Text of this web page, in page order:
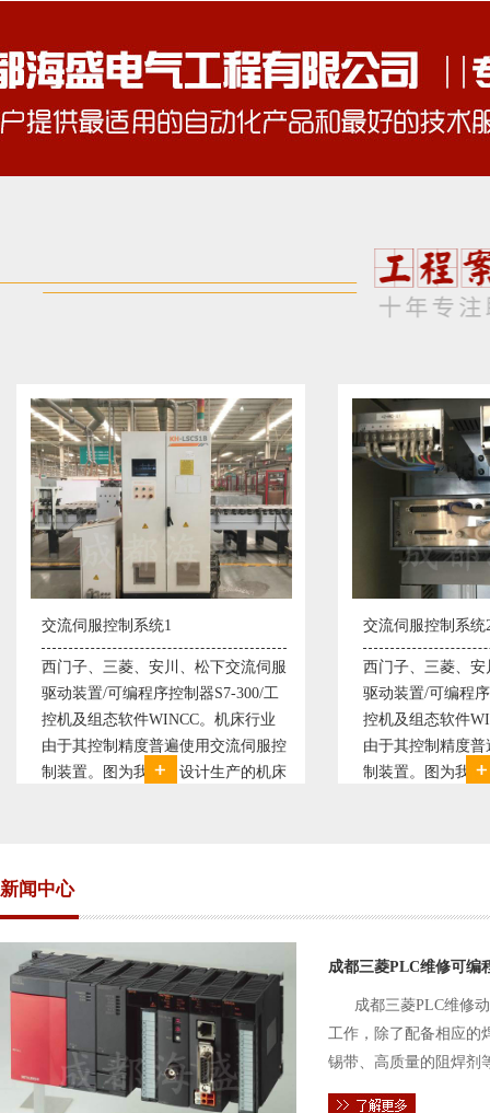
交流伺服
300/工
床行业
流伺服控
产的机床
交流伺服控制系统2
西门子、三菱、安川、松下交流伺服
驱动装置/可编程序控制器S7-300/工
控机及组态软件WINCC。机床行业
由于其控制精度普遍使用交流伺服控
制装置。图为我公司设计生产的机床
变
变
极
使
持
新闻中心
成都三菱PLC维修可编
成都三菱PLC维修
工作，除了配备相应的
锡带、高质量的阻焊剂
件的电路及通信电缆。